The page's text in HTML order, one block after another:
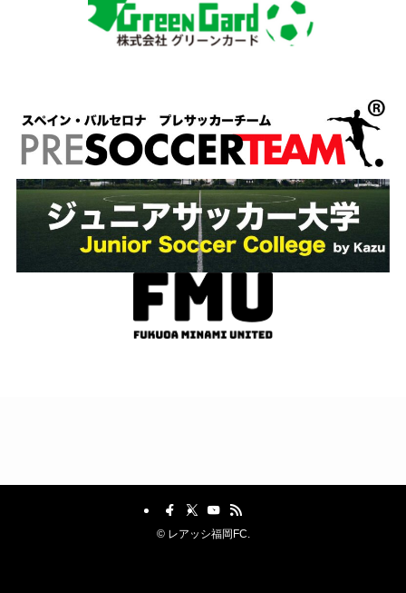
©レアッシ福岡FC.